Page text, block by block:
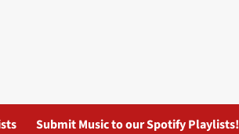
Submit Music to our Spotify Playlists!